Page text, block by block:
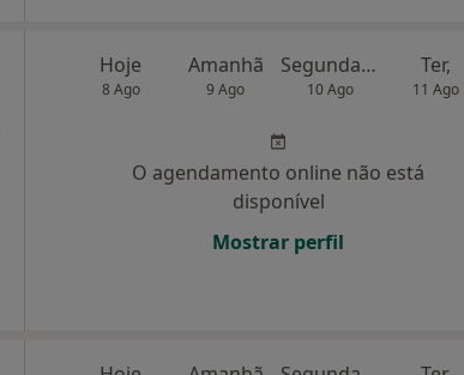
Hoje
8 Ago
Amanhã
9 Ago
Segunda-feira
10 Ago
Ter,
11 Ago
O agendamento online não está
disponível
Mostrar perfil